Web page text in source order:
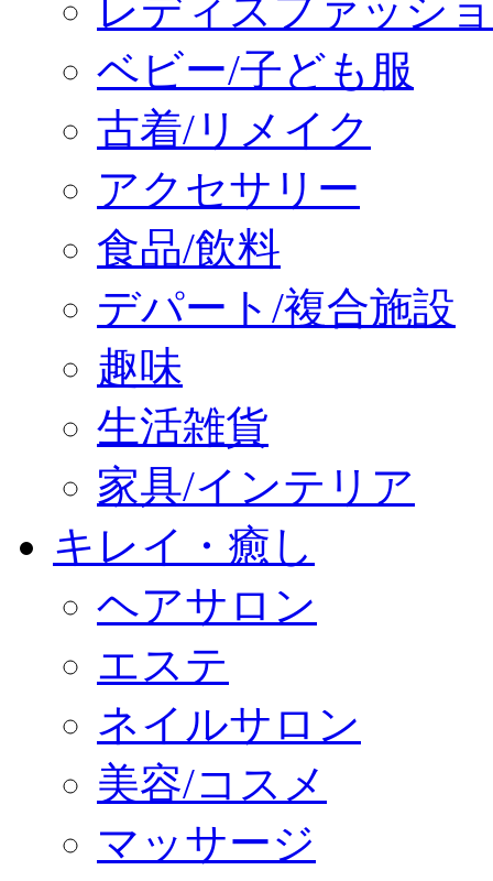
レディスファッシ
ベビー/子ども服
古着/リメイク
アクセサリー
食品/飲料
デパート/複合施設
趣味
生活雑貨
家具/インテリア
キレイ・癒し
ヘアサロン
エステ
ネイルサロン
美容/コスメ
マッサージ